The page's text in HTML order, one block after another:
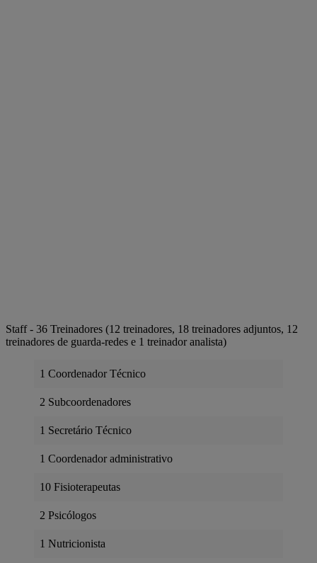
Staff - 36 Treinadores (12 treinadores, 18 treinadores adjuntos, 12
treinadores de guarda-redes e 1 treinador analista)
1 Coordenador Técnico
2 Subcoordenadores
1 Secretário Técnico
1 Coordenador administrativo
10 Fisioterapeutas
2 Psicólogos
1 Nutricionista